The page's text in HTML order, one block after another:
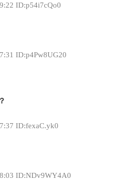
ID:p54i7cQo0
ID:p4Pw8UG20
ID:fexaC.yk0
ID:NDv9WY4A0